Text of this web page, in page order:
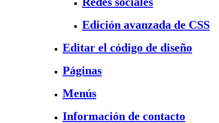
Edición avanzada de CSS
Editar el código de diseño
Páginas
Menús
Información de contacto